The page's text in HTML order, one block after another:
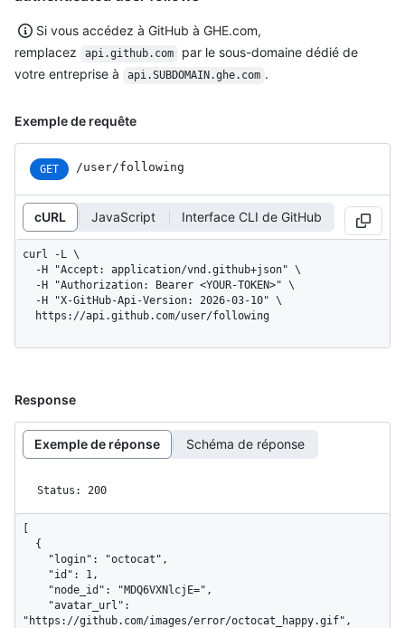
Si vous accédez à GitHub à GHE.com,
remplacez
api.github.com
par le sous-domaine dédié de
votre entreprise à
api.SUBDOMAIN.ghe.com .
Exemple de requête
GET /user/following
cURL JavaScript Interface CLI de GitHub
curl -L \
  https://api.github.com/user/following
Response
Exemple de réponse Schéma de réponse
Status: 200
[
"https://github.com/images/error/octocat_happy.gif",